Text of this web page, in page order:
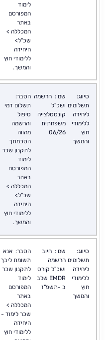
לימוד
המפורסם
באתר
המכללה >
שכ"ל>
היחידה
ללימודי חוץ
והמשך.
סיווג:
תשלומים
ליחידה
ללימודי
חוץ
והמשך
שם : הרשמה
ושכ"ל
קונסטלצייה
משפחתית
06/26
הסבר:
תשלום דמי
טיפול
והרשמה
מהווה
הסכמתך
לתקנון שכר
לימוד
המפורסם
באתר
המכללה >
שכ"ל>
היחידה
ללימודי חוץ
והמשך.
סיווג:
תשלומים
ליחידה
ללימודי
חוץ
והמשך
שם : חיוב
הרשמה
ושכ"ל קורס
EMDR שלב
ב -תשפ"ז
הסבר: אנא
תשומת ליבך
לתקנון שכר
לימוד
המפורסם
באתר
המכללה >
שכר לימוד -
היחידה
ללימודי חוץ